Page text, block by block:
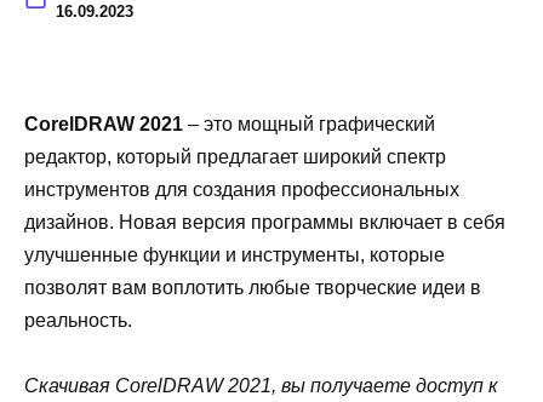
16.09.2023
CorelDRAW 2021 – это мощный графический
редактор, который предлагает широкий спектр
инструментов для создания профессиональных
дизайнов. Новая версия программы включает в себя
улучшенные функции и инструменты, которые
позволят вам воплотить любые творческие идеи в
реальность.
Скачивая CorelDRAW 2021, вы получаете доступ к